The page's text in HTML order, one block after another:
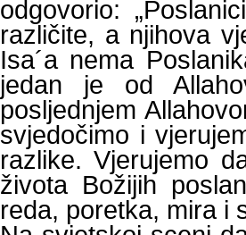
odgovorio:
različite, a njihova
Isa´a nema
jedan je od
posljednjem
svjedočimo i
razlike. Vjerujemo
života Božijih
reda, poretka, mira i